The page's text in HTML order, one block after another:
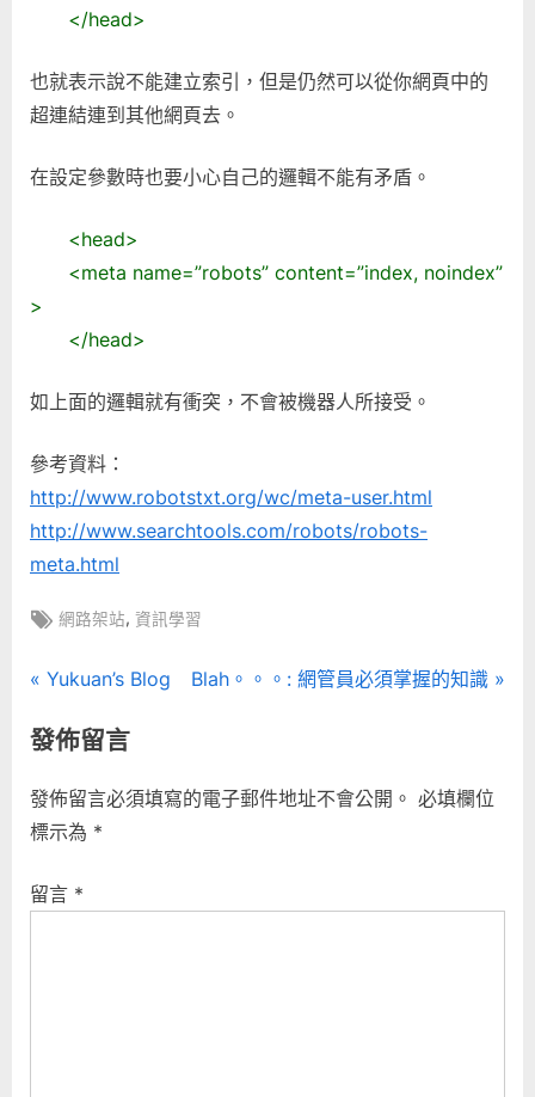
</head>
也就表示說不能建立索引，但是仍然可以從你網頁中的
超連結連到其他網頁去。
在設定參數時也要小心自己的邏輯不能有矛盾。
<head>
<meta name=”robots” content=”index, noindex”
>
</head>
如上面的邏輯就有衝突，不會被機器人所接受。
參考資料：
http://www.robotstxt.org/wc/meta-user.html
http://www.searchtools.com/robots/robots-
meta.html
Tags:
網路架站,資訊學習
文
章
導
覽
P
e
i
o
s
Yukuan’s Blog
N
P
t
Blah。。。: 網管員必須掌握的知識
發佈留言
發佈留言必須填寫的電子郵件地址不會公開。 必填欄位
標示為 *
留言 *